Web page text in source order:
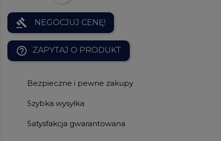
gavel NEGOCJUJ CENĘ!
help_outline ZAPYTAJ O PRODUKT
Bezpieczne i pewne zakupy
Szybka wysyłka
Satysfakcja gwarantowana